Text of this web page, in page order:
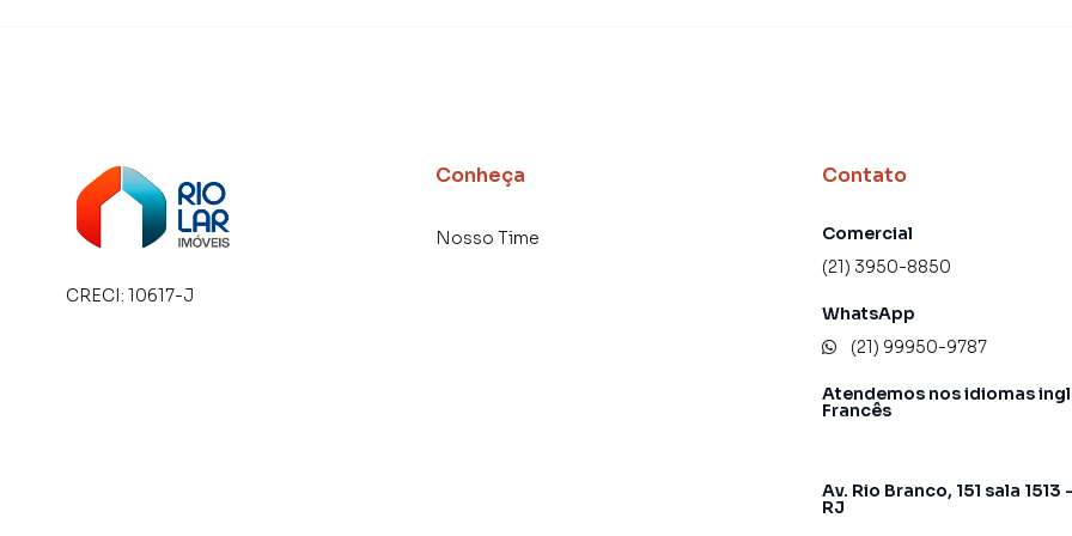
CRECI: 10617-J
Conheça
Nosso Time
Contato
Comercial
(21) 3950-8850
WhatsApp
(21) 99950-9787
Atendemos nos idiomas
Francês
Av. Rio Branco, 151 sala
RJ